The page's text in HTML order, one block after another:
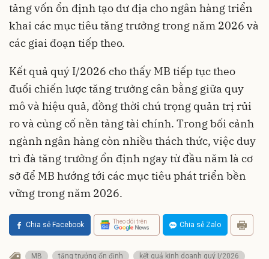
tảng vốn ổn định tạo dư địa cho ngân hàng triển
khai các mục tiêu tăng trưởng trong năm 2026 và
các giai đoạn tiếp theo.
Kết quả quý I/2026 cho thấy MB tiếp tục theo
đuổi chiến lược tăng trưởng cân bằng giữa quy
mô và hiệu quả, đồng thời chú trọng quản trị rủi
ro và củng cố nền tảng tài chính. Trong bối cảnh
ngành ngân hàng còn nhiều thách thức, việc duy
trì đà tăng trưởng ổn định ngay từ đầu năm là cơ
sở để MB hướng tới các mục tiêu phát triển bền
vững trong năm 2026.
Chia sẻ Facebook Theo dõi trên Chia sẻ Zalo
MB tăng trưởng ổn định
kết quả kinh doanh quý I/2026